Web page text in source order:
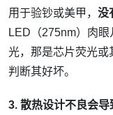
用于验钞或美甲， 没
LED（275nm）肉
光，那是芯片荧光或
判断其好坏。
3. 散热设计不良会导